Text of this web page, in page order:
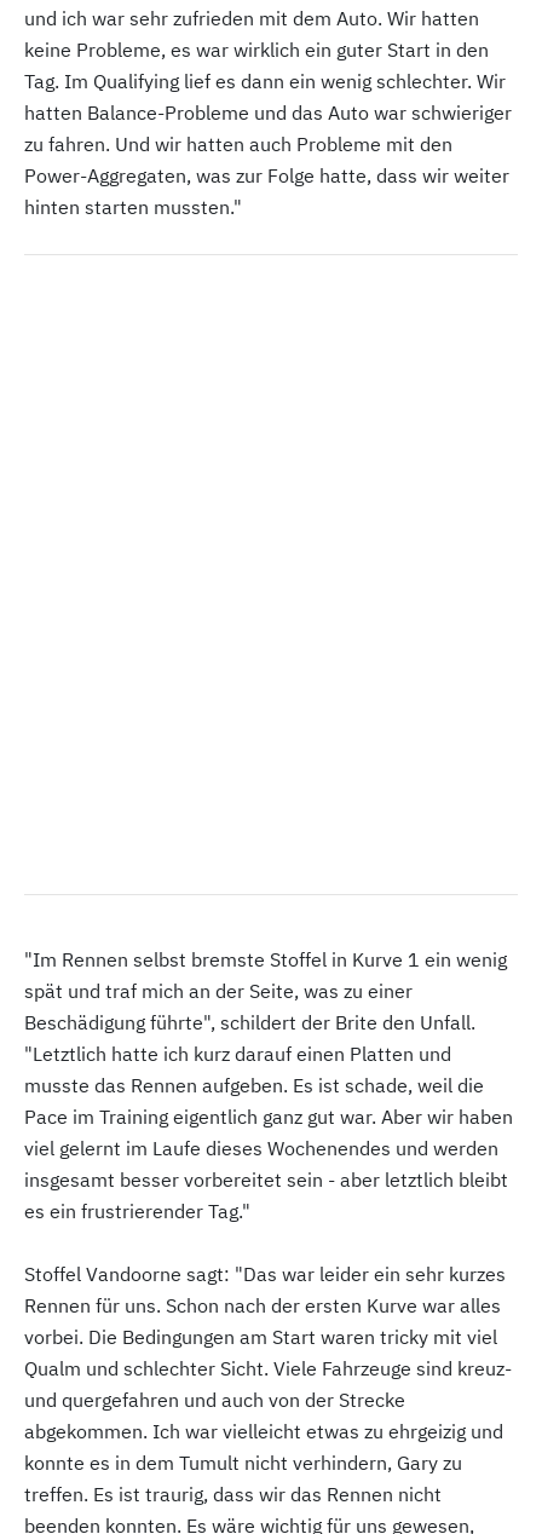
und ich war sehr zufrieden mit dem Auto. Wir hatten
keine Probleme, es war wirklich ein guter Start in den
Tag. Im Qualifying lief es dann ein wenig schlechter. Wir
hatten Balance-Probleme und das Auto war schwieriger
zu fahren. Und wir hatten auch Probleme mit den
Power-Aggregaten, was zur Folge hatte, dass wir weiter
hinten starten mussten."
"Im Rennen selbst bremste Stoffel in Kurve 1 ein wenig
spät und traf mich an der Seite, was zu einer
Beschädigung führte", schildert der Brite den Unfall.
"Letztlich hatte ich kurz darauf einen Platten und
musste das Rennen aufgeben. Es ist schade, weil die
Pace im Training eigentlich ganz gut war. Aber wir haben
viel gelernt im Laufe dieses Wochenendes und werden
insgesamt besser vorbereitet sein - aber letztlich bleibt
es ein frustrierender Tag."
Stoffel Vandoorne sagt: "Das war leider ein sehr kurzes
Rennen für uns. Schon nach der ersten Kurve war alles
vorbei. Die Bedingungen am Start waren tricky mit viel
Qualm und schlechter Sicht. Viele Fahrzeuge sind kreuz-
und quergefahren und auch von der Strecke
abgekommen. Ich war vielleicht etwas zu ehrgeizig und
konnte es in dem Tumult nicht verhindern, Gary zu
treffen. Es ist traurig, dass wir das Rennen nicht
beenden konnten. Es wäre wichtig für uns gewesen,